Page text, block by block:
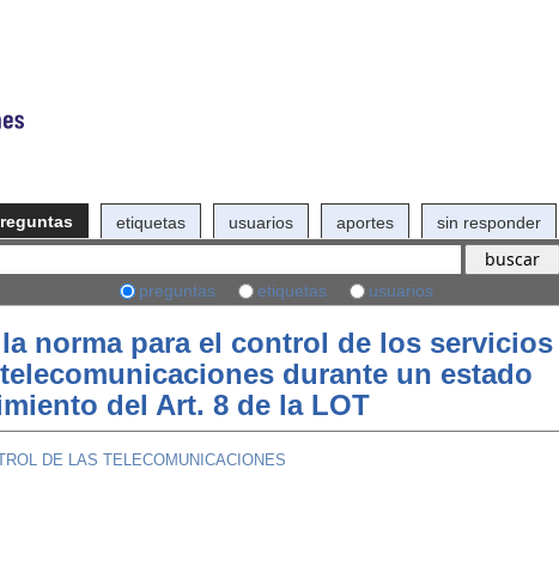
etiquetas usuarios aportes sin responder
preguntas etiquetas usuarios
norma para el control de los servicios
durante un estado
del Art. 8 de la LOT
DE LAS TELECOMUNICACIONES